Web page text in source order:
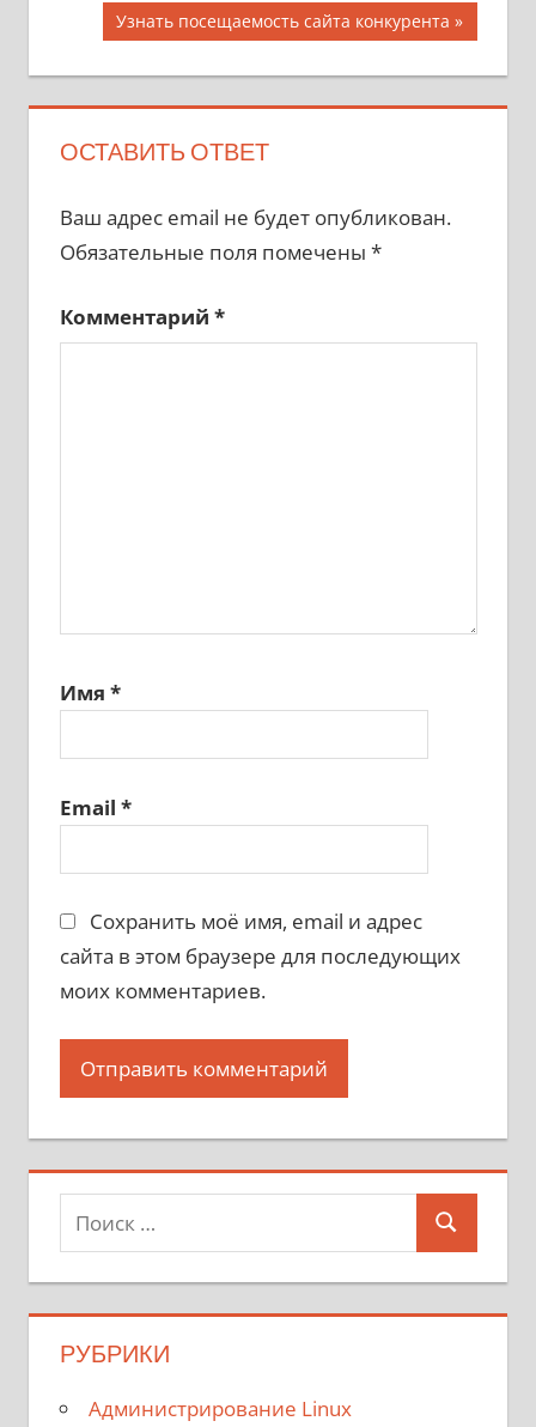
записям
Следующая
Узнать посещаемость сайта конкурента
ОСТАВИТЬ ОТВЕТ
Ваш адрес email не будет опубликован.
Обязательные поля помечены *
Комментарий *
Имя *
Email *
Сохранить моё имя, email и адрес
сайта в этом браузере для последующих
моих комментариев.
Поиск
для:
Поиск
РУБРИКИ
Администрирование Linux